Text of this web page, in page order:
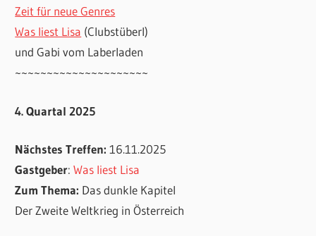
Zeit für neue Genres
Was liest Lisa (Clubstüberl)
und Gabi vom Laberladen
~~~~~~~~~~~~~~~~~~~~~
4. Quartal 2025
Nächstes Treffen:16.11.2025
Gastgeber:Was liest Lisa
Zum Thema: Das dunkle Kapitel
Der Zweite Weltkrieg in Österreich